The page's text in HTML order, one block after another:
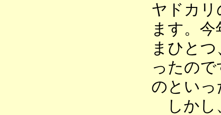
ヤドカ
ます。
まひと
ったの
のとい
しかし